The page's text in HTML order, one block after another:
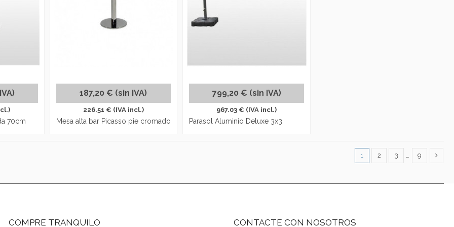
70cm
187,20 € (sin IVA)
226.51 € (IVA incl.)
Mesa alta bar Picasso pie cromado
799,20 € (sin IVA)
967.03 € (IVA incl.)
Parasol Aluminio Deluxe 3x3
1 2 3 … 9
COMPRE TRANQUILO CONTACTE CON NOSOTROS